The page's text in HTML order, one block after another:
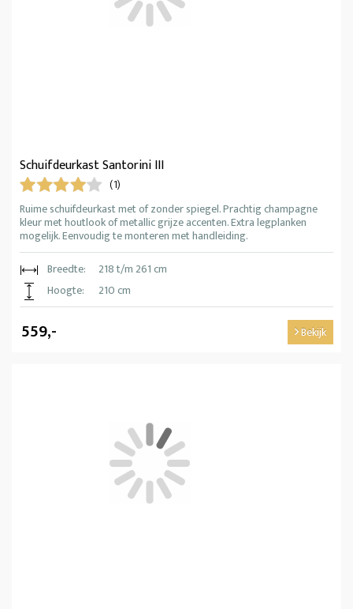
Schuifdeurkast Santorini III
(1)
Ruime schuifdeurkast met of zonder spiegel. Prachtig champagne
kleur met houtlook of metallic grijze accenten. Extra legplanken
mogelijk. Eenvoudig te monteren met handleiding.
Breedte:
218 t/m 261 cm
Hoogte:
210 cm
559,- Bekijk